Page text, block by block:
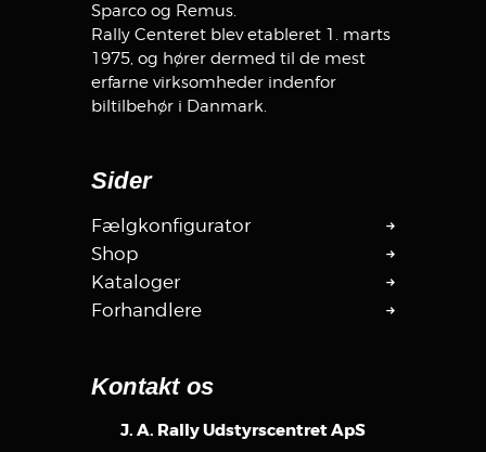
Sparco og Remus.
Rally Centeret blev etableret 1. marts
1975, og hører dermed til de mest
erfarne virksomheder indenfor
biltilbehør i Danmark.
Sider
Fælgkonfigurator
Shop
Kataloger
Forhandlere
Kontakt os
J. A. Rally Udstyrscentret ApS